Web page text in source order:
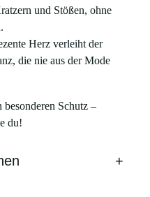
und Stößen, ohne
Herz verleiht der
die nie aus der Mode
Schutz –
du!
+